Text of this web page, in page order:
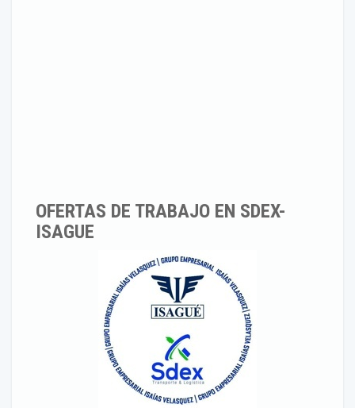
OFERTAS DE TRABAJO EN SDEX-
ISAGUE